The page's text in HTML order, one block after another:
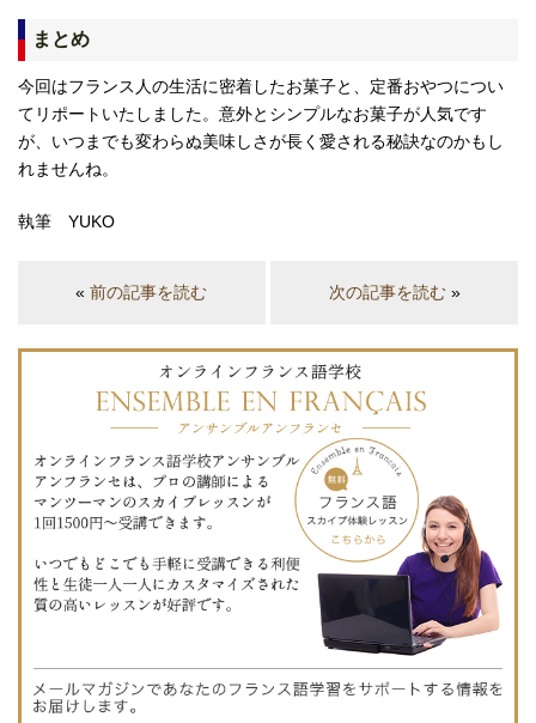
まとめ
今回はフランス人の生活に密着したお菓子と、定番おやつについ
てリポートいたしました。意外とシンプルなお菓子が人気です
が、いつまでも変わらぬ美味しさが長く愛される秘訣なのかもし
れませんね。
執筆 YUKO
«前の記事を読む 次の記事を読む»